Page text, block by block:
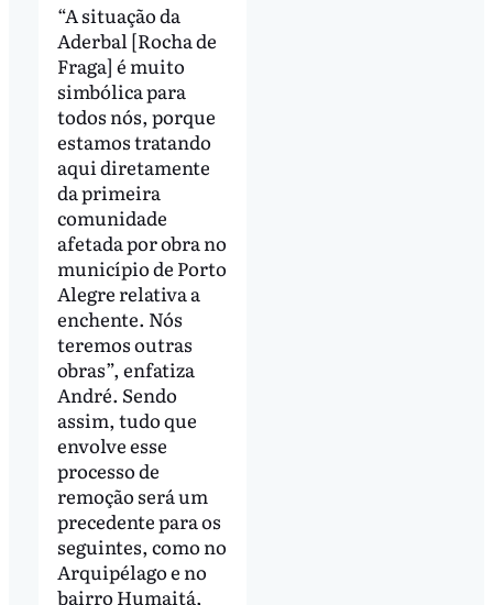
“A situação da
Aderbal [Rocha de
Fraga] é muito
simbólica para
todos nós, porque
estamos tratando
aqui diretamente
da primeira
comunidade
afetada por obra no
município de Porto
Alegre relativa a
enchente. Nós
teremos outras
obras”, enfatiza
André. Sendo
assim, tudo que
envolve esse
processo de
remoção será um
precedente para os
seguintes, como no
Arquipélago e no
bairro Humaitá,